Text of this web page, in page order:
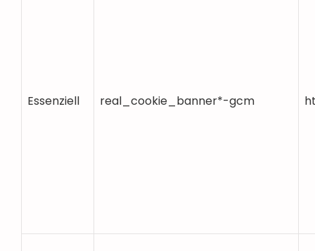
Essenziell real_cookie_banner*-gcm